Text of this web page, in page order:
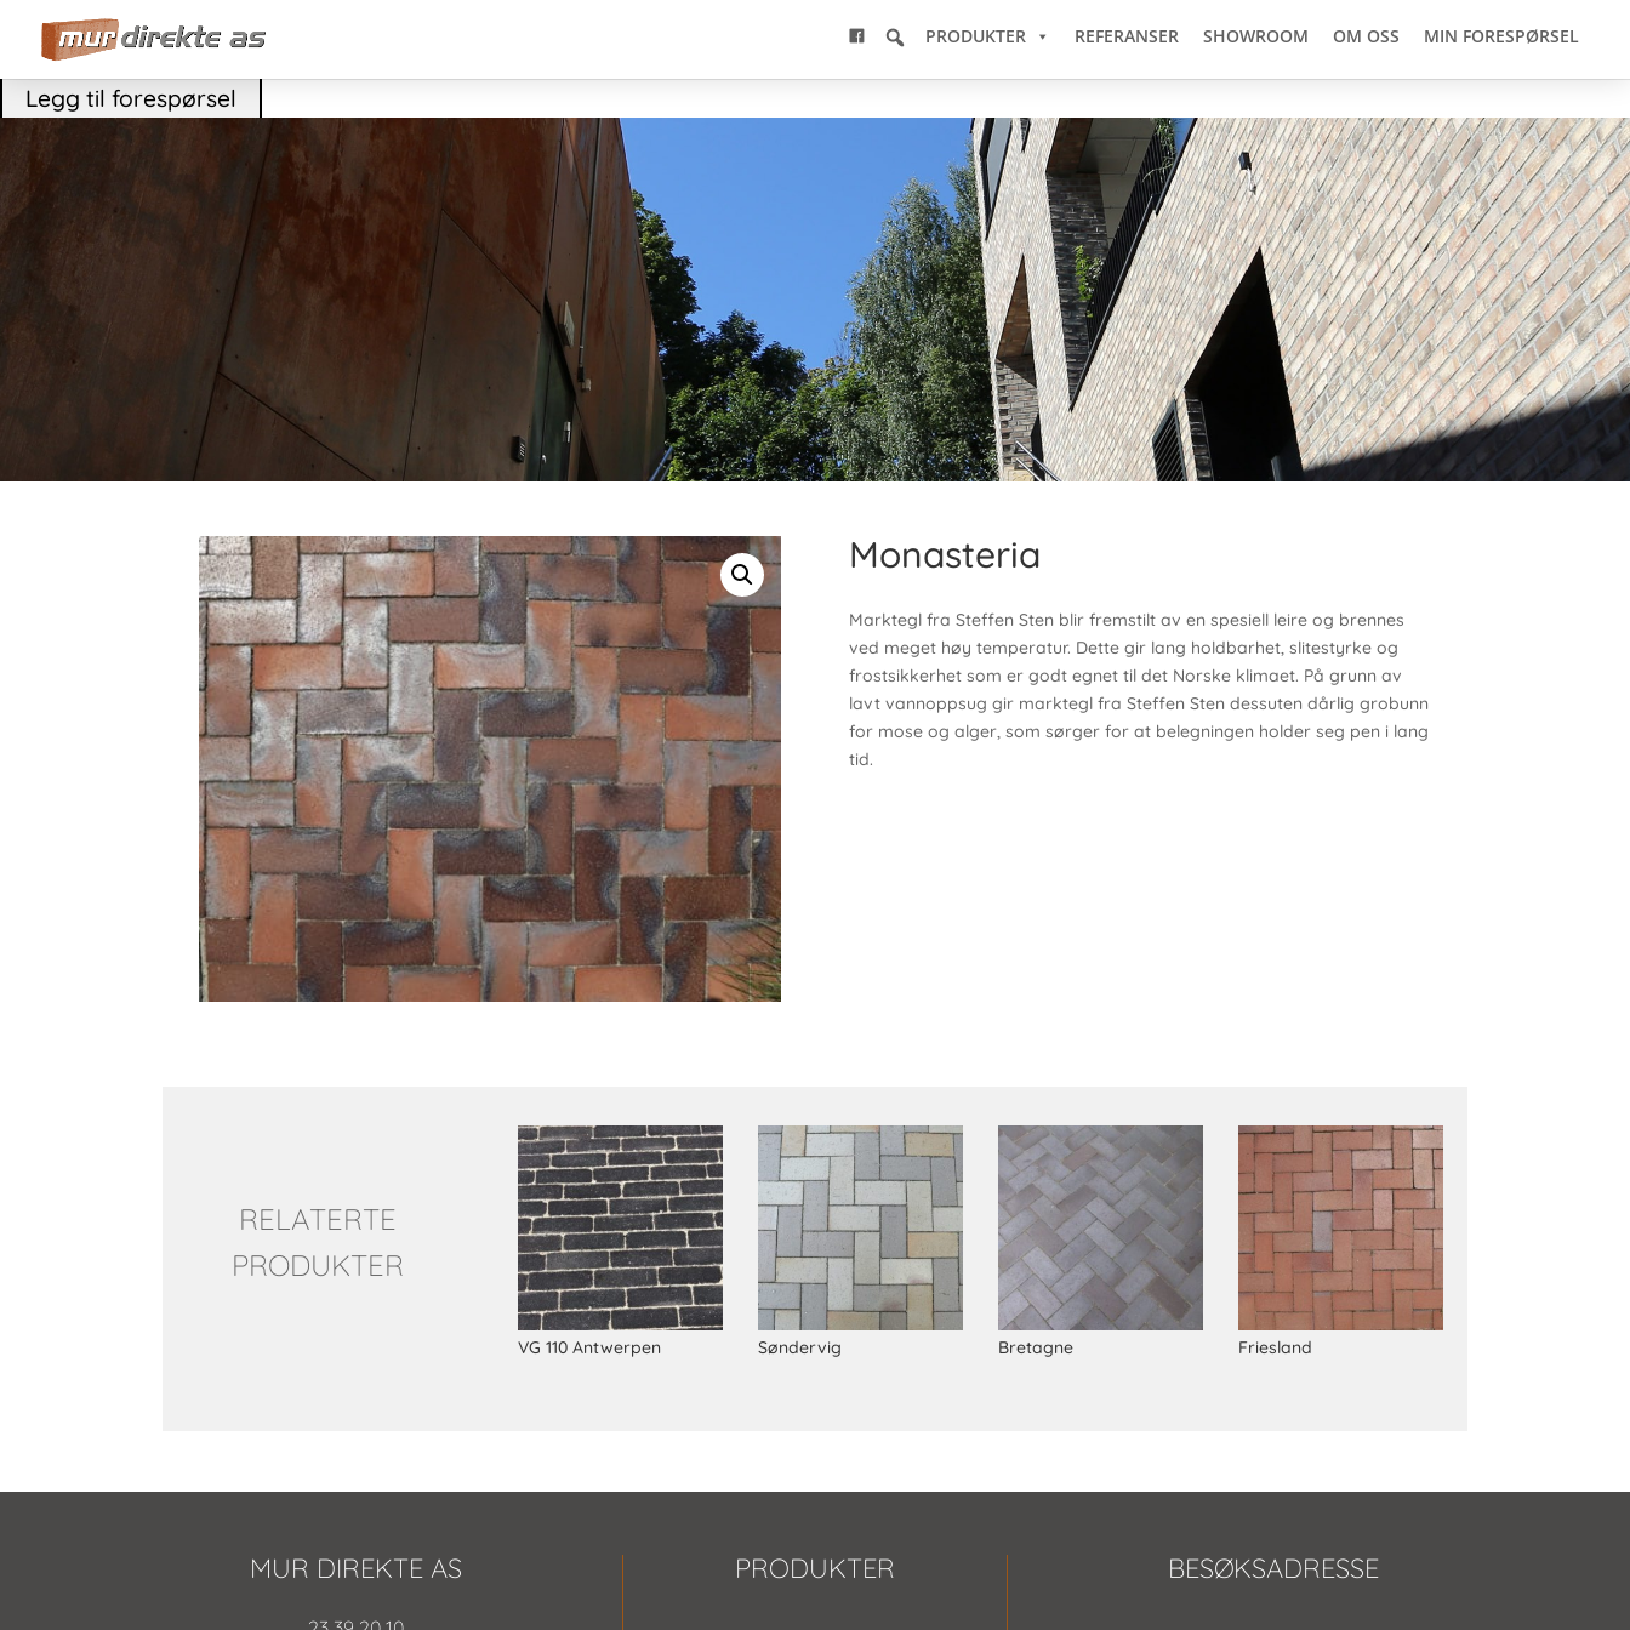
PRODUKTER REFERANSER SHOWROOM OM OSS MIN FORESPØRSEL
Legg til forespørsel
Monasteria
Marktegl fra Steffen Sten blir fremstilt av en spesiell leire og brennes
ved meget høy temperatur. Dette gir lang holdbarhet, slitestyrke og
frostsikkerhet som er godt egnet til det Norske klimaet. På grunn av
lavt vannoppsug gir marktegl fra Steffen Sten dessuten dårlig grobunn
for mose og alger, som sørger for at belegningen holder seg pen i lang
tid.
RELATERTE
PRODUKTER
VG 110 Antwerpen Søndervig Bretagne Friesland
MUR DIREKTE AS PRODUKTER BESØKSADRESSE